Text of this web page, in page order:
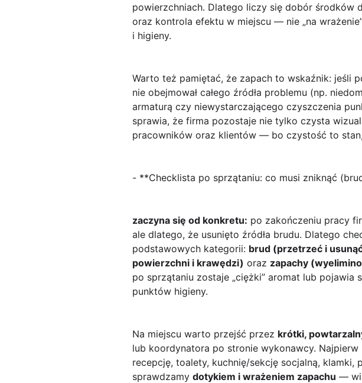
powierzchniach. Dlatego liczy się dobór środków
oraz kontrola efektu w miejscu — nie „na
i higieny.
Warto też pamiętać, że zapach to wskaźnik: jeśli
nie obejmował całego źródła problemu (np.
armaturą czy niewystarczającego czyszczenia
sprawia, że firma pozostaje nie tylko czysta
pracowników oraz klientów — bo czystość to
- **Checklistа po sprzątaniu: co musi zniknąć
zaczyna się od konkretu: po zakończeniu pracy
ale dlatego, że usunięto źródła brudu. Dlatego
podstawowych kategorii: brud (przetrzeć i
powierzchni i krawędzi) oraz zapachy
po sprzątaniu zostaje „ciężki” aromat lub
punktów higieny.
Na miejscu warto przejść przez krótki,
lub koordynatora po stronie wykonawcy.
recepcję, toalety, kuchnię/sekcję socjalną,
sprawdzamy dotykiem i wrażeniem zapachu —